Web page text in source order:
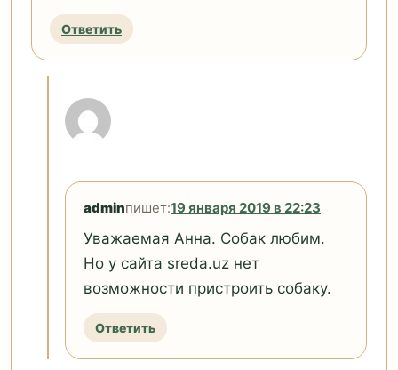
Ответить
adminпишет:19 января 2019 в 22:23
Уважаемая Анна. Собак любим.
Но у сайта sreda.uz нет
возможности пристроить собаку.
Ответить